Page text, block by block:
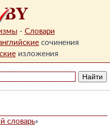
- Словари
сочинения
изложения
словарь»